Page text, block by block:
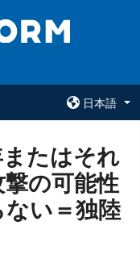
日本語
クルインフォ
ルム
クルインフォル
たはそれ
の可能性
い＝独陸